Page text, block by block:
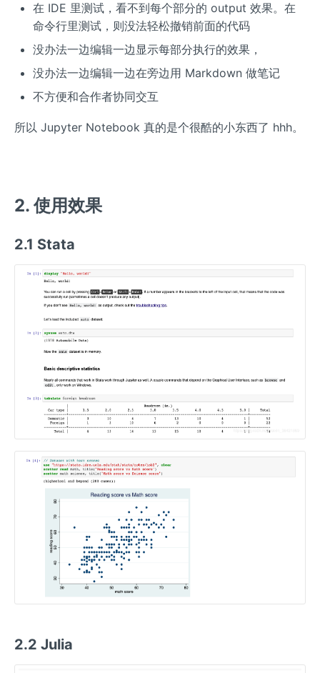
在 IDE 里测试，看不到每个部分的 output 效果。在
命令行里测试，则没法轻松撤销前面的代码
没办法一边编辑一边显示每部分执行的效果，
没办法一边编辑一边在旁边用 Markdown 做笔记
不方便和合作者协同交互
所以 Jupyter Notebook 真的是个很酷的小东西了 hhh。
2. 使用效果
2.1 Stata
2.2 Julia